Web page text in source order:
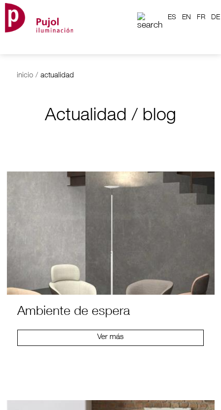
ES EN FR DE
inicio / actualidad
Actualidad / blog
Ambiente de espera
Ver más